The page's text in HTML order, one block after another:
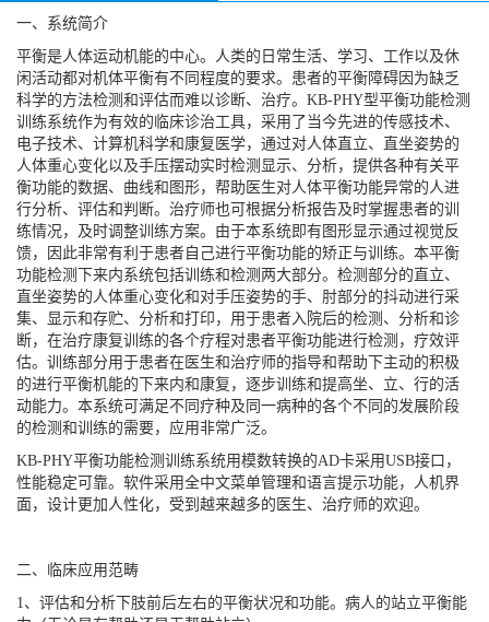
一、系统简介
平衡是人体运动机能的中心。人类的日常生活、学习、工作以及休
闲活动都对机体平衡有不同程度的要求。患者的平衡障碍因为缺乏
科学的方法检测和评估而难以诊断、治疗。KB-PHY型平衡功能检测
训练系统作为有效的临床诊治工具，采用了当今先进的传感技术、
电子技术、计算机科学和康复医学，通过对人体直立、直坐姿势的
人体重心变化以及手压摆动实时检测显示、分析，提供各种有关平
衡功能的数据、曲线和图形，帮助医生对人体平衡功能异常的人进
行分析、评估和判断。治疗师也可根据分析报告及时掌握患者的训
练情况，及时调整训练方案。由于本系统即有图形显示通过视觉反
馈，因此非常有利于患者自己进行平衡功能的矫正与训练。本平衡
功能检测下来内系统包括训练和检测两大部分。检测部分的直立、
直坐姿势的人体重心变化和对手压姿势的手、肘部分的抖动进行采
集、显示和存贮、分析和打印，用于患者入院后的检测、分析和诊
断，在治疗康复训练的各个疗程对患者平衡功能进行检测，疗效评
估。训练部分用于患者在医生和治疗师的指导和帮助下主动的积极
的进行平衡机能的下来内和康复，逐步训练和提高坐、立、行的活
动能力。本系统可满足不同疗种及同一病种的各个不同的发展阶段
的检测和训练的需要，应用非常广泛。
KB-PHY平衡功能检测训练系统用模数转换的AD卡采用USB接口，
性能稳定可靠。软件采用全中文菜单管理和语言提示功能，人机界
面，设计更加人性化，受到越来越多的医生、治疗师的欢迎。
二、临床应用范畴
1、评估和分析下肢前后左右的平衡状况和功能。病人的站立平衡能